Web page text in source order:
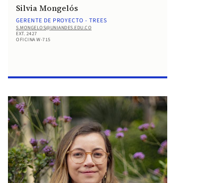
Silvia Mongelós
GERENTE DE PROYECTO - TREES
S.MONGELOS@UNIANDES.EDU.CO
EXT. 2427
OFICINA W-715